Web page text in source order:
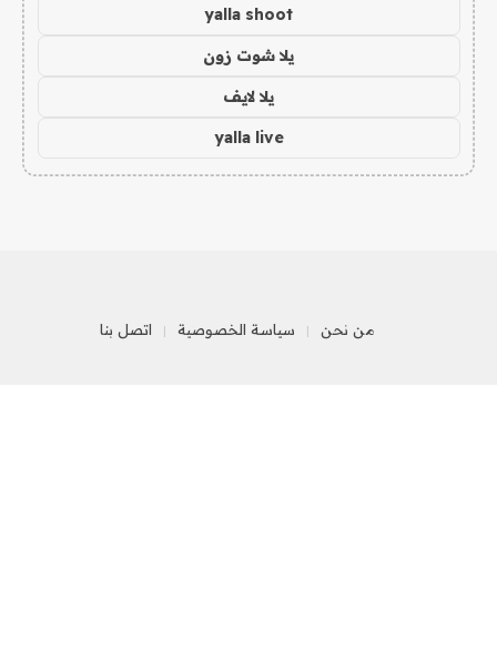
yalla shoot
يلا شوت زون
يلا لايف
yalla live
من نحن سياسة الخصوصية اتصل بنا